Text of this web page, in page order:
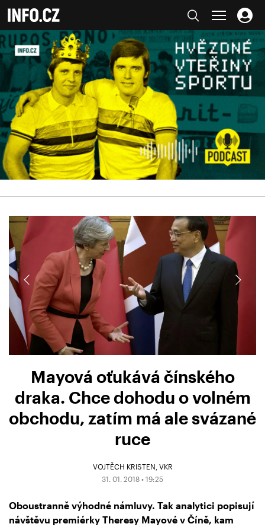
Mayová oťukává čínského
draka. Chce dohodu o volném
obchodu, zatím má ale svázané
ruce
VOJTĚCH KRISTEN VKR
31. 01. 2018 • 19:25
Oboustranně výhodné námluvy. Tak analytici popisují
návštěvu premiérky Theresy Mayové v Číně, kam